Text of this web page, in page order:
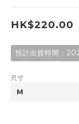
HK$220.00
預計出貨時間：
尺寸